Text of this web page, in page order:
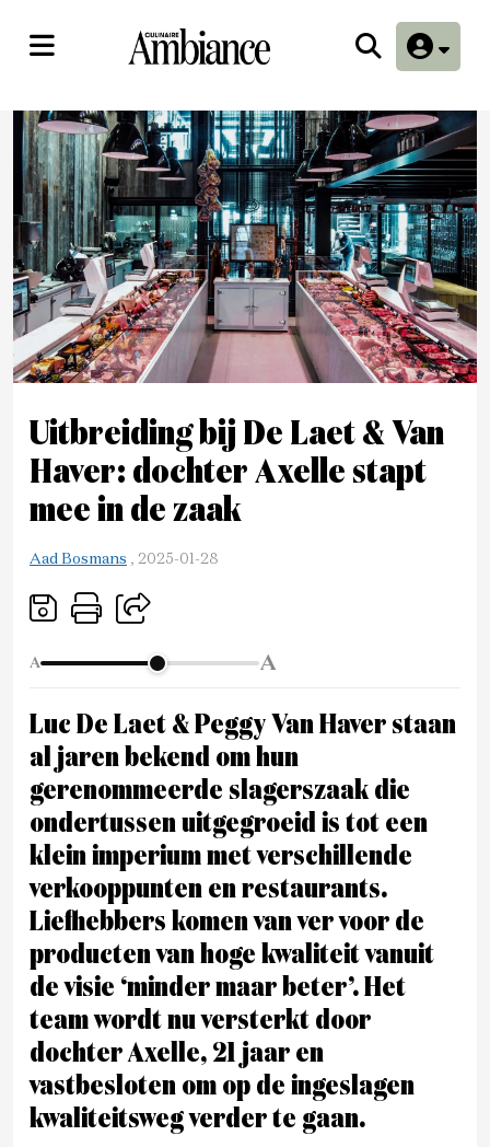
Uitbreiding bij De Laet & Van
Haver: dochter Axelle stapt
mee in de zaak
Aad Bosmans , 2025-01-28
A A
Luc De Laet & Peggy Van Haver staan
al jaren bekend om hun
gerenommeerde slagerszaak die
ondertussen uitgegroeid is tot een
klein imperium met verschillende
verkooppunten en restaurants.
Liefhebbers komen van ver voor de
producten van hoge kwaliteit vanuit
de visie ‘minder maar beter’. Het
team wordt nu versterkt door
dochter Axelle, 21 jaar en
vastbesloten om op de ingeslagen
kwaliteitsweg verder te gaan.